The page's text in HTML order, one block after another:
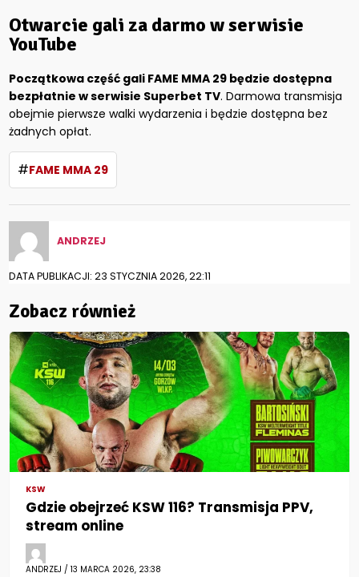
Otwarcie gali za darmo w serwisie
YouTube
Początkowa część gali FAME MMA 29 będzie dostępna
bezpłatnie w serwisie Superbet TV. Darmowa transmisja
obejmie pierwsze walki wydarzenia i będzie dostępna bez
żadnych opłat.
#FAME MMA 29
ANDRZEJ
DATA PUBLIKACJI: 23 STYCZNIA 2026, 22:11
Zobacz również
KSW
Gdzie obejrzeć KSW 116? Transmisja PPV,
stream online
ANDRZEJ / 13 MARCA 2026, 23:38